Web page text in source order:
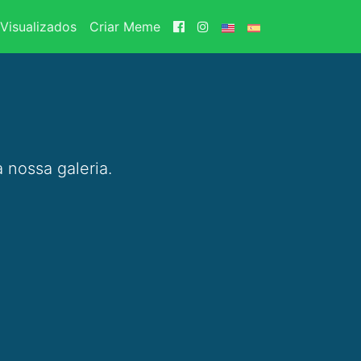
Criar Meme
nossa galeria.